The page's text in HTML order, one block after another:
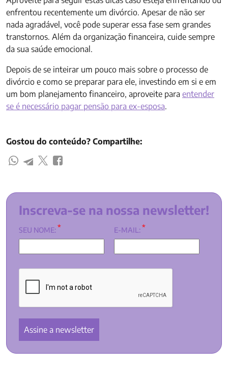
enfrentou recentemente um divórcio. Apesar de não ser
nada agradável, você pode superar essa fase sem grandes
transtornos. Além da organização financeira, cuide sempre
da sua saúde emocional.
Depois de se inteirar um pouco mais sobre o processo de
divórcio e como se preparar para ele, investindo em si e em
um bom planejamento financeiro, aproveite para entender
se é necessário pagar pensão para ex-esposa.
Gostou do conteúdo? Compartilhe:
Inscreva-se na nossa newsletter!
SEU NOME:* E-MAIL:*